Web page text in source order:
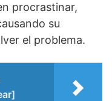
procrastinar,
su
el problema.